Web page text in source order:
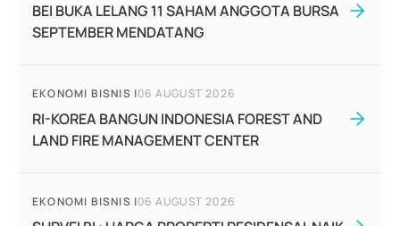
BEI BUKA LELANG 11 SAHAM ANGGOTA BURSA
SEPTEMBER MENDATANG
EKONOMI BISNIS |06 AUGUST 2026
RI-KOREA BANGUN INDONESIA FOREST AND
LAND FIRE MANAGEMENT CENTER
EKONOMI BISNIS |06 AUGUST 2026